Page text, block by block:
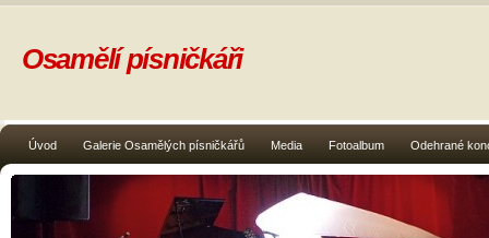
Úvod Galerie Osamělých písničkářů Media Fotoalbum Odehrané
Osamělí písničkáři